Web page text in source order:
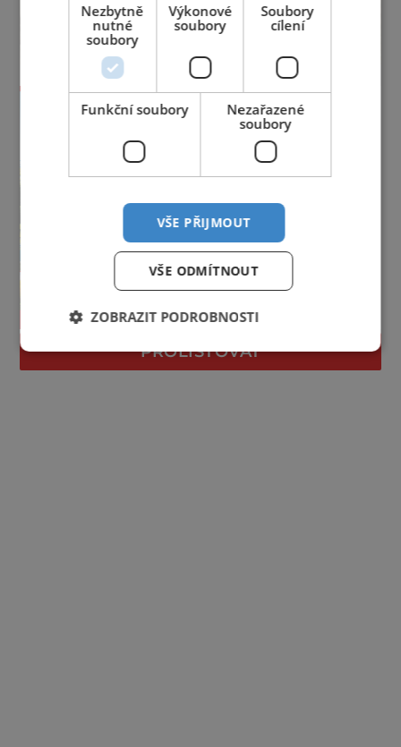
PROLISTOVAT
Nezbytně
nutné
soubory
Výkonové
soubory
Soubory
cílení
Funkční soubory
Nezařazené
soubory
VŠE PŘIJMOUT
VŠE ODMÍTNOUT
ZOBRAZIT PODROBNOSTI